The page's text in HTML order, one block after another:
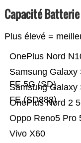
Capacité
Plus élevé =
Vivo X60
Oppo Reno5 Pro
OnePlus Nord 2
Samsung Galaxy
FE (SD888)
Samsung Galaxy
FE 5G (SD)
OnePlus Nord